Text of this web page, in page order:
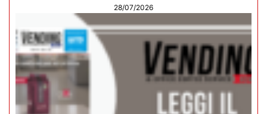
28/07/2026